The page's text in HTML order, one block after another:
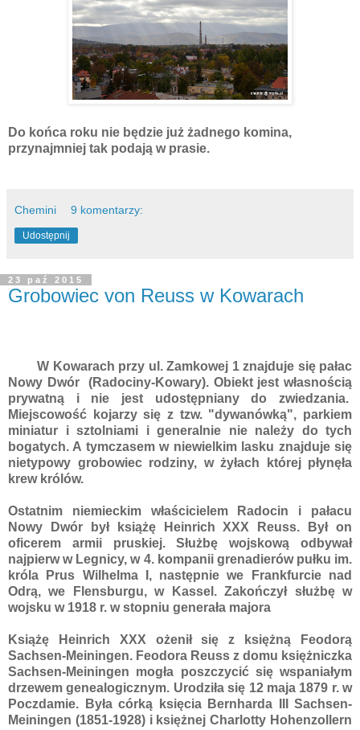
Do końca roku nie będzie już żadnego komina,
przynajmniej tak podają w prasie.
Chemini 9 komentarzy:
Udostępnij
23 paź 2015
Grobowiec von Reuss w Kowarach
W Kowarach przy ul. Zamkowej 1 znajduje się pałac
Nowy Dwór (Radociny-Kowary). Obiekt jest własnością
prywatną i nie jest udostępniany do zwiedzania.
Miejscowość kojarzy się z tzw. "dywanówką", parkiem
miniatur i sztolniami i generalnie nie należy do tych
bogatych. A tymczasem w niewielkim lasku znajduje się
nietypowy grobowiec rodziny, w żyłach której płynęła
krew królów.
Ostatnim niemieckim właścicielem Radocin i pałacu
Nowy Dwór był książę Heinrich XXX Reuss. Był on
oficerem armii pruskiej. Służbę wojskową odbywał
najpierw w Legnicy, w 4. kompanii grenadierów pułku im.
króla Prus Wilhelma I, następnie we Frankfurcie nad
Odrą, we Flensburgu, w Kassel. Zakończył służbę w
wojsku w 1918 r. w stopniu generała majora
Książę Heinrich XXX ożenił się z księżną Feodorą
Sachsen-Meiningen. Feodora Reuss z domu księżniczka
Sachsen-Meiningen mogła poszczycić się wspaniałym
drzewem genealogicznym. Urodziła się 12 maja 1879 r. w
Poczdamie. Była córką księcia Bernharda III Sachsen-
Meiningen (1851-1928) i księżnej Charlotty Hohenzollern